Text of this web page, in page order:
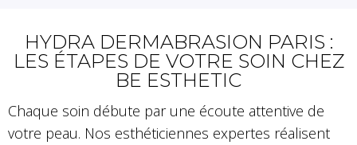
HYDRA DERMABRASION PARIS :
LES ÉTAPES DE VOTRE SOIN CHEZ
BE ESTHETIC
Chaque soin débute par une écoute attentive de
votre peau. Nos esthéticiennes expertes réalisent